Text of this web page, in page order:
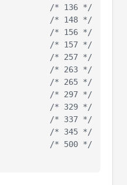
/* 136 */
/* 148 */
/* 156 */
/* 157 */
/* 257 */
/* 263 */
/* 265 */
/* 297 */
/* 329 */
/* 337 */
/* 345 */
/* 500 */